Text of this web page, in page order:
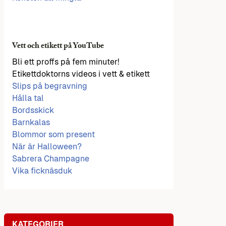
Vett och etikett på YouTube
Bli ett proffs på fem minuter!
Etikettdoktorns videos i vett & etikett
Slips på begravning
Hålla tal
Bordsskick
Barnkalas
Blommor som present
När är Halloween?
Sabrera Champagne
Vika ficknäsduk